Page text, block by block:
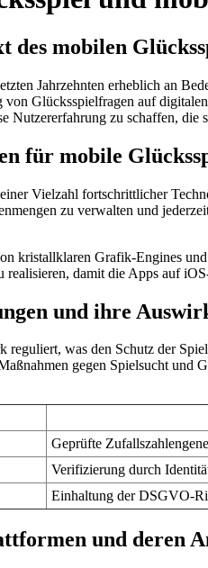
des mobilen
Jahrzehnten erheblich an
von Glücksspielfragen auf
Nutzererfahrung zu schaffen,
für mobile
Vielzahl fortschrittlicher
zu verwalten und
kristallklaren Grafik-Engines
damit die Apps auf
und ihre
was den Schutz der
gegen Spielsucht
Geprüfte
Verifizierung durch
Einhaltung der DSGVO-
und deren